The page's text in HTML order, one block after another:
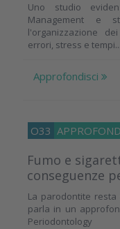
Uno studio
Management e
l'organizzazione
errori, stress e tempi...
Approfondisci
O33
Fumo e
conseguenze
La parodontite
parla in un
Periodontology